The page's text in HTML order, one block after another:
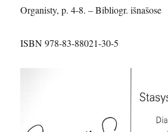
Organisty, p. 4-8. – Bibliogr. išnašose
ISBN 978-83-88021-30-5